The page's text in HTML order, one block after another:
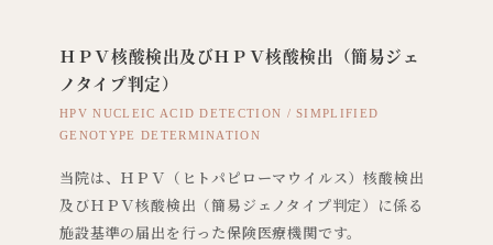
ＨＰＶ核酸検出及びＨＰＶ核酸検出（簡易ジェ
ノタイプ判定）
HPV NUCLEIC ACID DETECTION / SIMPLIFIED
GENOTYPE DETERMINATION
当院は、ＨＰＶ（ヒトパピローマウイルス）核酸検出
及びＨＰＶ核酸検出（簡易ジェノタイプ判定）に係る
施設基準の届出を行った保険医療機関です。